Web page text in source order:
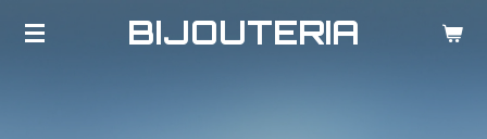
Ga
BIJOUTERIA